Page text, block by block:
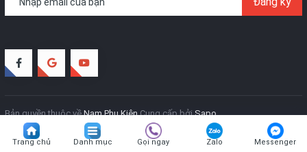
Bản quyền thuộc vềNam Phụ Kiện Cung cấp bởiSapo
Trang chủ Danh mục Gọi ngay Zalo Messenger